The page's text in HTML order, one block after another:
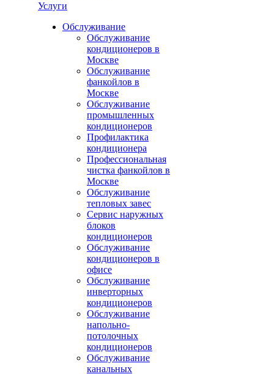
Услуги
Обслуживание
Обслуживание
кондиционеров в
Москве
Обслуживание
фанкойлов в
Москве
Обслуживание
промышленных
кондиционеров
Профилактика
кондиционера
Профессиональная
чистка фанкойлов в
Москве
Обслуживание
тепловых завес
Сервис наружных
блоков
кондиционеров
Обслуживание
кондиционеров в
офисе
Обслуживание
инверторных
кондиционеров
Обслуживание
напольно-
потолочных
кондиционеров
Обслуживание
канальных